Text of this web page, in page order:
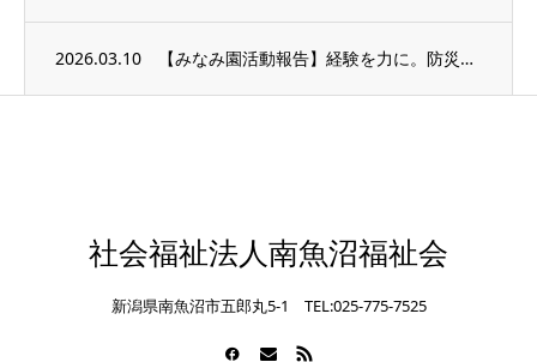
2026.03.10 【みなみ園活動報告】経験を力に。防災訓練でチームの絆を再確認。
社会福祉法人南魚沼福祉会
新潟県南魚沼市五郎丸5-1 TEL:025-775-7525